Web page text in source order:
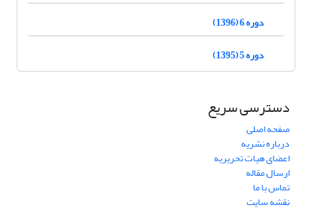
دوره 6 (1396)
دوره 5 (1395)
دسترسی سریع
صفحه اصلی
درباره نشریه
اعضای هیات تحریریه
ارسال مقاله
تماس با ما
نقشه سایت